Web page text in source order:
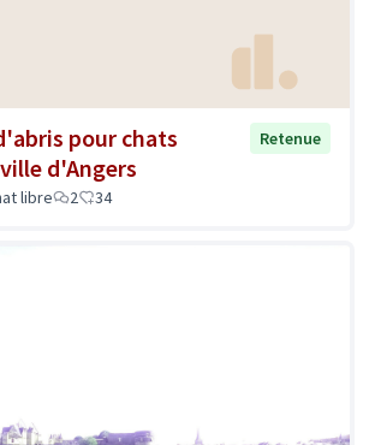
pour chats
d'Angers
Retenue
libre 2 34